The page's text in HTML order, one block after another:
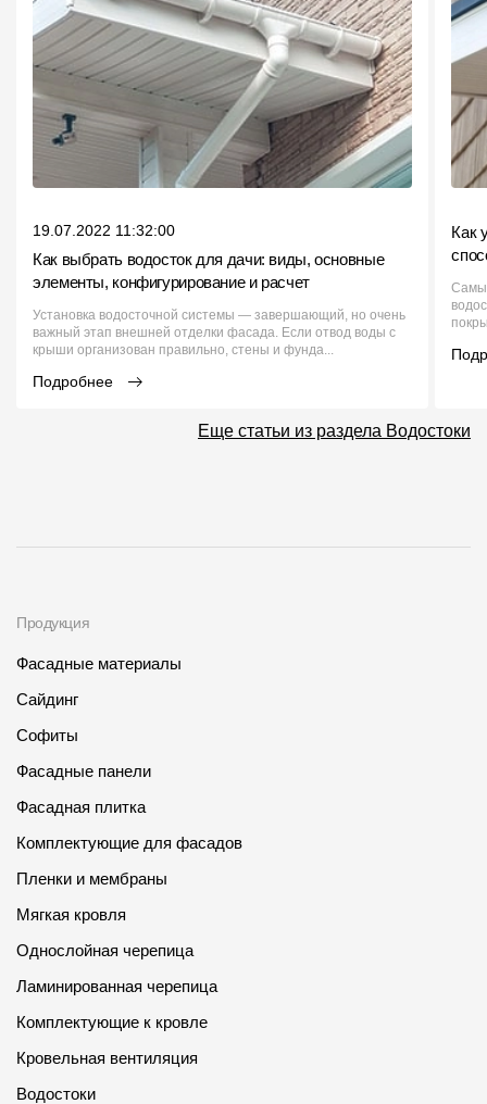
19.07.2022 11:32:00
Как выбрать водосток для дачи: виды, основные
элементы, конфигурирование и расчет
Установка водосточной системы — завершающий, но очень
важный этап внешней отделки фасада. Если отвод воды с
крыши организован правильно, стены и фунда...
Подробнее
Как
Еще статьи из раздела Водостоки
Продукция
Фасадные материалы
Сайдинг
Софиты
Фасадные панели
Фасадная плитка
Комплектующие для фасадов
Пленки и мембраны
Мягкая кровля
Однослойная черепица
Ламинированная черепица
Комплектующие к кровле
Кровельная вентиляция
Водостоки